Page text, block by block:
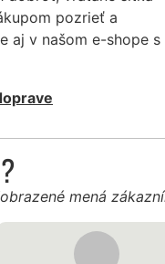
pozrieť a
aj v našom e-shope s
mená